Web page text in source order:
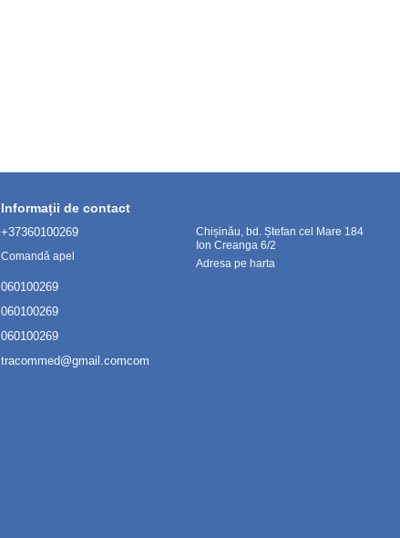
Informații de contact
+37360100269
Comandă apel
060100269
060100269
060100269
tracommed@gmail.comcom
Chișinău, bd. Ștefan cel Mare 184
Ion Creanga 6/2
Adresa pe harta